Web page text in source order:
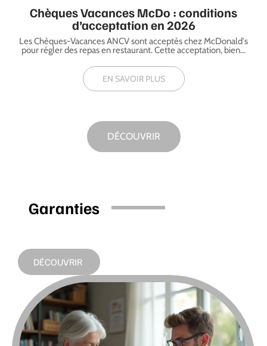
Chèques Vacances McDo : conditions
d’acceptation en 2026
Les Chèques-Vacances ANCV sont acceptés chez McDonald's
pour régler des repas en restaurant. Cette acceptation, bien…
EN SAVOIR PLUS
DÉCOUVRIR
Garanties
DÉCOUVRIR